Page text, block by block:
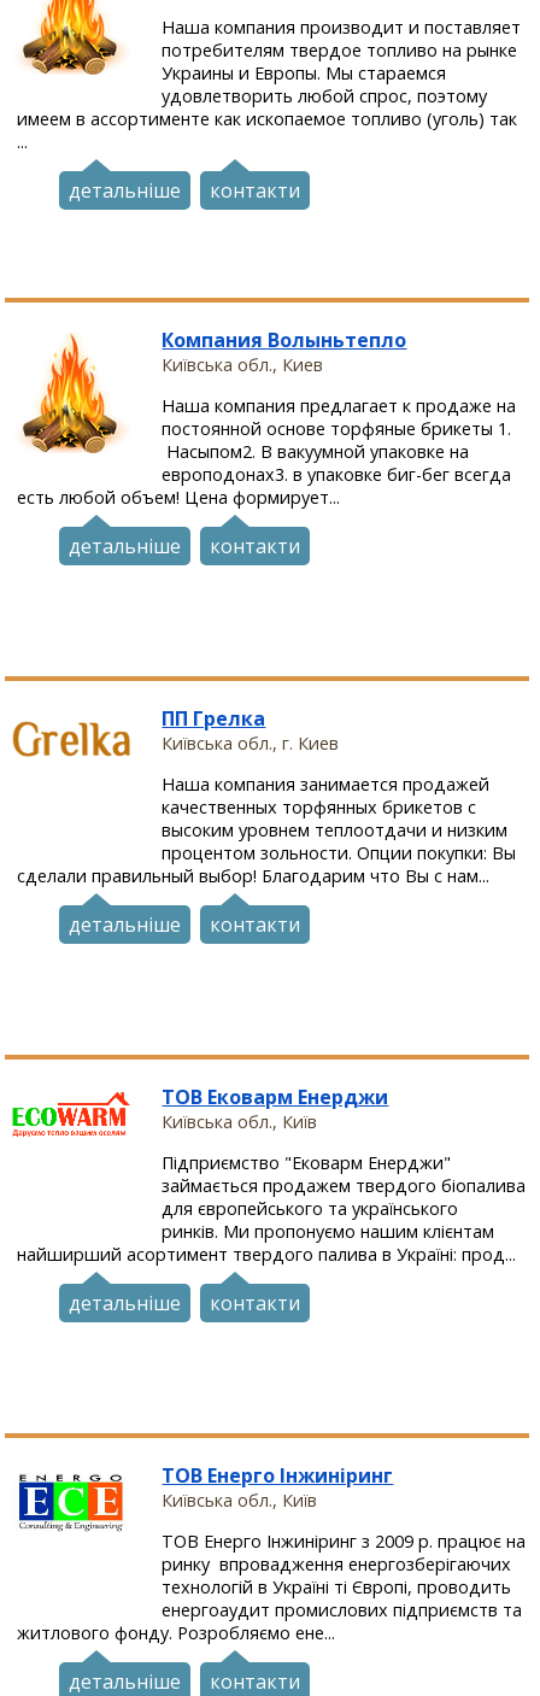
Наша компания производит и поставляет
потребителям твердое топливо на рынке
Украины и Европы. Мы стараемся
удовлетворить любой спрос, поэтому
имеем в ассортименте как ископаемое топливо (уголь) так
...
детальніше контакти
Компания Волыньтепло
Київська обл., Киев
Наша компания предлагает к продаже на
постоянной основе торфяные брикеты 1.
Насыпом2. В вакуумной упаковке на
европодонах3. в упаковке биг-бег всегда
есть любой объем! Цена формирует...
детальніше контакти
ПП Грелка
Київська обл., г. Киев
Наша компания занимается продажей
качественных торфянных брикетов с
высоким уровнем теплоотдачи и низким
процентом зольности. Опции покупки: Вы
сделали правильный выбор! Благодарим что Вы с нам...
детальніше контакти
ТОВ Ековарм Енерджи
Київська обл., Київ
Підприємство "Ековарм Енерджи"
займається продажем твердого біопалива
для європейського та українського
ринків. Ми пропонуємо нашим клієнтам
найширший асортимент твердого палива в Україні: прод...
детальніше контакти
ТОВ Енерго Інжиніринг
Київська обл., Київ
ТОВ Енерго Інжиніринг з 2009 р. працює на
ринку впровадження енергозберігаючих
технологій в Україні ті Європі, проводить
енергоаудит промислових підприємств та
житлового фонду. Розробляємо ене...
детальніше контакти